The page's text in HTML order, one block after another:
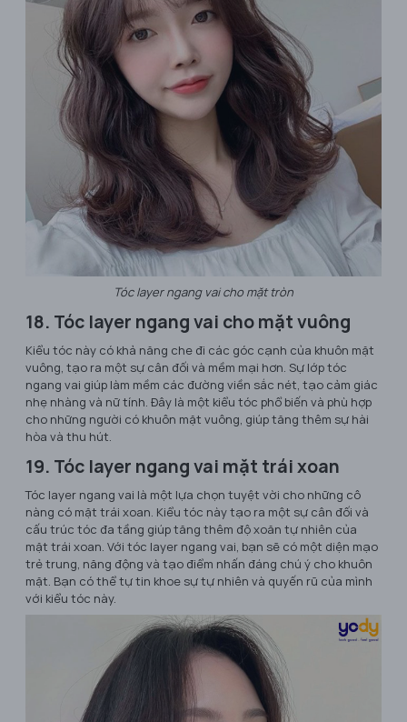
Tóc layer ngang vai cho mặt tròn
18. Tóc layer ngang vai cho mặt vuông
Kiểu tóc này có khả năng che đi các góc cạnh của khuôn mặt
vuông, tạo ra một sự cân đối và mềm mại hơn. Sự lớp tóc
ngang vai giúp làm mềm các đường viền sắc nét, tạo cảm giác
nhẹ nhàng và nữ tính. Đây là một kiểu tóc phổ biến và phù hợp
cho những người có khuôn mặt vuông, giúp tăng thêm sự hài
hòa và thu hút.
19. Tóc layer ngang vai mặt trái xoan
Tóc layer ngang vai là một lựa chọn tuyệt vời cho những cô
nàng có mặt trái xoan. Kiểu tóc này tạo ra một sự cân đối và
cấu trúc tóc đa tầng giúp tăng thêm độ xoăn tự nhiên của
mặt trái xoan. Với tóc layer ngang vai, bạn sẽ có một diện mạo
trẻ trung, năng động và tạo điểm nhấn đáng chú ý cho khuôn
mặt. Bạn có thể tự tin khoe sự tự nhiên và quyến rũ của mình
với kiểu tóc này.